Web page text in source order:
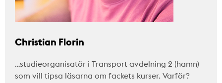
Christian Florin
…studieorganisatör i Transport avdelning 2 (hamn)
som vill tipsa läsarna om fackets kurser. Varför?